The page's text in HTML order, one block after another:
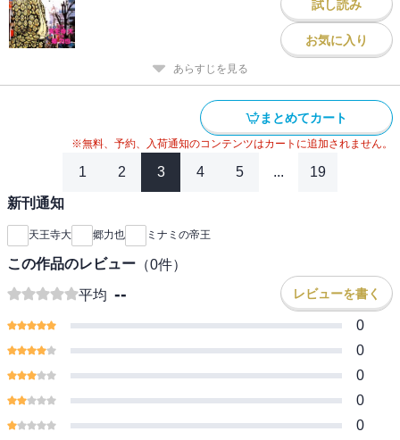
試し読み
お気に入り
あらすじを見る
まとめてカート
※無料、予約、入荷通知のコンテンツはカートに追加されません。
1 2 3 4 5 ... 19
新刊通知
天王寺大 郷力也 ミナミの帝王
この作品のレビュー （0件）
平均 -- レビューを書く
0
0
0
0
0